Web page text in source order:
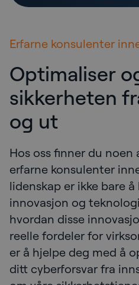
Erfarne konsulenter
Optimaliser
sikkerheten
og ut
Hos oss finner du noen
erfarne konsulenter
lidenskap er ikke bare
innovasjon og
hvordan disse
reelle fordeler for
er å hjelpe deg med å
ditt cyberforsvar fra